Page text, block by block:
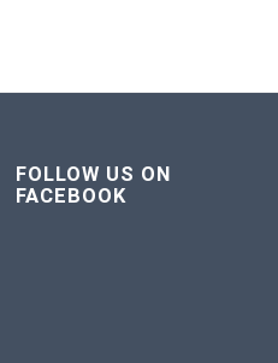
FOLLOW US ON
FACEBOOK